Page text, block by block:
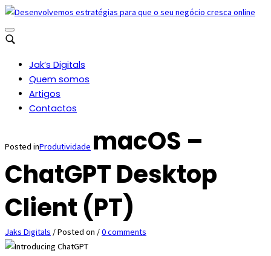
Jak’s Digitals
Quem somos
Artigos
Contactos
Posted inProdutividade macOS –
ChatGPT Desktop
Client (PT)
Jaks Digitals /Posted on /0 comments